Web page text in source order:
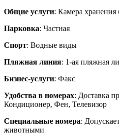
Общие услуги: Камера хранения
Парковка: Частная
Спорт: Водные виды
Пляжная линия: 1-ая пляжная
Бизнес-услуги: Факс
Удобства в номерах: Доставка
Кондиционер, Фен, Телевизор
Специальные номера:
животными